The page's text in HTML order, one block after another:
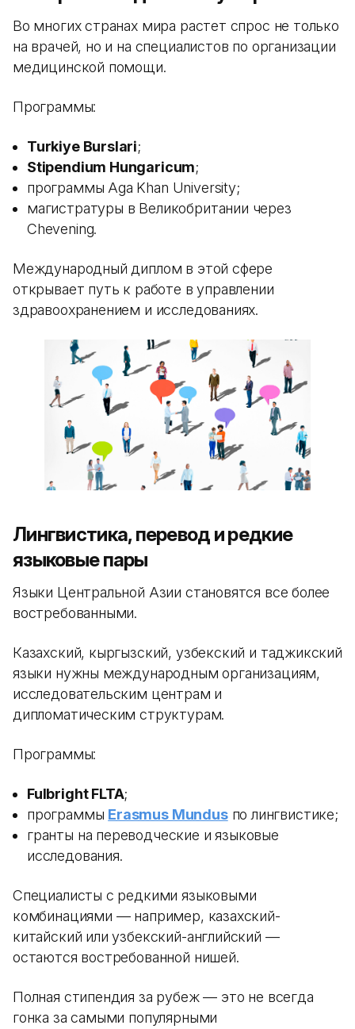
Во многих странах мира растет спрос не только
на врачей, но и на специалистов по организации
медицинской помощи.
Программы:
Turkiye Burslari;
Stipendium Hungaricum;
программы Aga Khan University;
магистратуры в Великобритании через
Chevening.
Международный диплом в этой сфере
открывает путь к работе в управлении
здравоохранением и исследованиях.
Лингвистика, перевод и редкие
языковые пары
Языки Центральной Азии становятся все более
востребованными.
Казахский, кыргызский, узбекский и таджикский
языки нужны международным организациям,
исследовательским центрам и
дипломатическим структурам.
Программы:
Fulbright FLTA;
программы Erasmus Mundusпо лингвистике;
гранты на переводческие и языковые
исследования.
Специалисты с редкими языковыми
комбинациями — например, казахский-
китайский или узбекский-английский —
остаются востребованной нишей.
Полная стипендия за рубеж — это не всегда
гонка за самыми популярными